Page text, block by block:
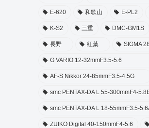
E-620 和歌山 E-PL2
K-S2 三重 DMC-GM1S
長野 紅葉 SIGMA
G VARIO 12-32mmF3.5-5.6
AF-S Nikkor 24-85mmF3.5-4.5G
smc PENTAX-DA L 55-300mmF4-
smc PENTAX-DA L 18-55mmF3.5-
ZUIKO Digital 40-150mmF4-5.6